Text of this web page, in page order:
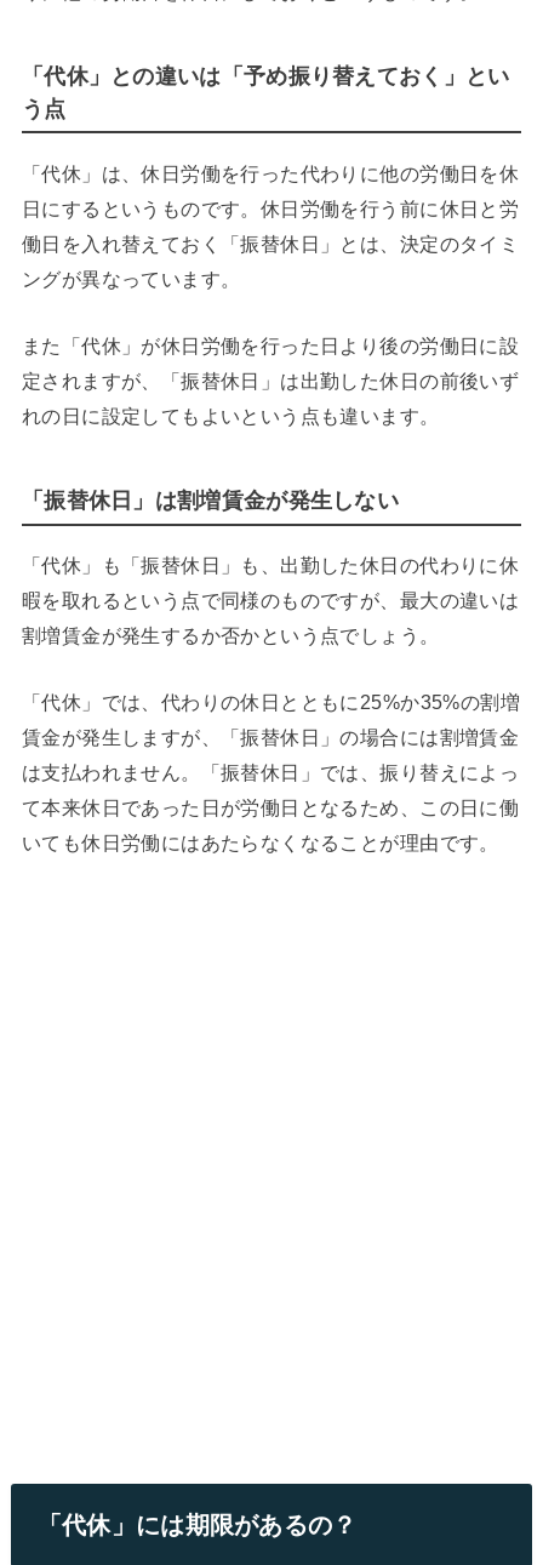
「代休」との違いは「予め振り替えておく」とい
う点
「代休」は、休日労働を行った代わりに他の労働日を休
日にするというものです。休日労働を行う前に休日と労
働日を入れ替えておく「振替休日」とは、決定のタイミ
ングが異なっています。
また「代休」が休日労働を行った日より後の労働日に設
定されますが、「振替休日」は出勤した休日の前後いず
れの日に設定してもよいという点も違います。
「振替休日」は割増賃金が発生しない
「代休」も「振替休日」も、出勤した休日の代わりに休
暇を取れるという点で同様のものですが、最大の違いは
割増賃金が発生するか否かという点でしょう。
「代休」では、代わりの休日とともに25%か35%の割増
賃金が発生しますが、「振替休日」の場合には割増賃金
は支払われません。「振替休日」では、振り替えによっ
て本来休日であった日が労働日となるため、この日に働
いても休日労働にはあたらなくなることが理由です。
「代休」には期限があるの？